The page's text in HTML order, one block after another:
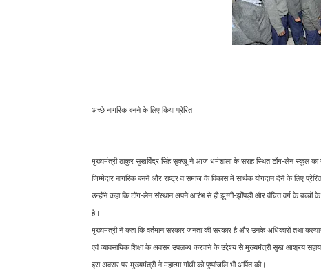
अच्छे नागरिक बनने के लिए किया प्रेरित
मुख्यमंत्री ठाकुर सुखविंद्र सिंह सुक्खू ने आज धर्मशाला के सराह स्थित टोंग-लेन स्कूल का
जिम्मेदार नागरिक बनने और राष्ट्र व समाज के विकास में सार्थक योगदान देने के लिए
उन्होंने कहा कि टोंग-लेन संस्थान अपने आरंभ से ही झुग्गी-झोंपड़ी और वंचित वर्ग के बच्चों के
है।
मुख्यमंत्री ने कहा कि वर्तमान सरकार जनता की सरकार है और उनके अधिकारों तथा
एवं व्यावसायिक शिक्षा के अवसर उपलब्ध करवाने के उद्देश्य से मुख्यमंत्री सुख आश्रय
इस अवसर पर मुख्यमंत्री ने महात्मा गांधी को पुष्पांजलि भी अर्पित की।